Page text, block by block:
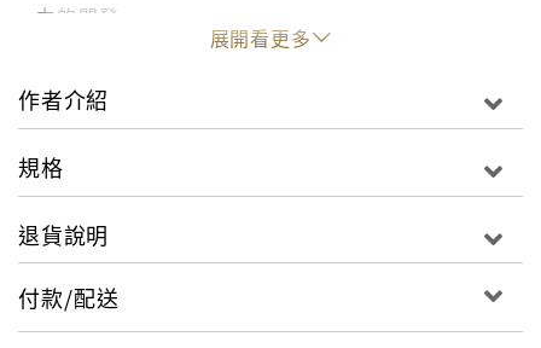
力的開發。
展開看更多
作者介紹
規格
退貨說明
付款/配送